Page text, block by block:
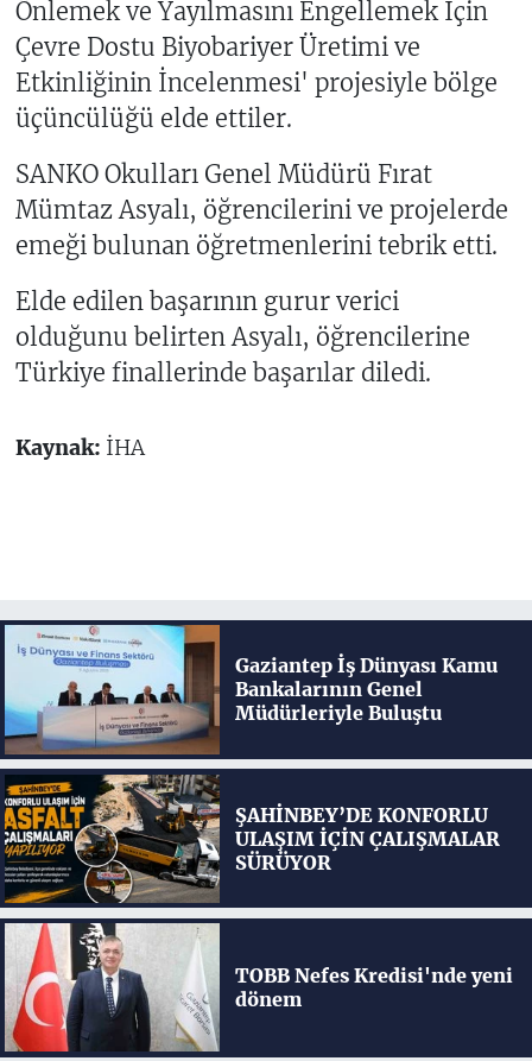
Önlemek ve Yayılmasını Engellemek İçin
Çevre Dostu Biyobariyer Üretimi ve
Etkinliğinin İncelenmesi' projesiyle bölge
üçüncülüğü elde ettiler.
SANKO Okulları Genel Müdürü Fırat
Mümtaz Asyalı, öğrencilerini ve projelerde
emeği bulunan öğretmenlerini tebrik etti.
Elde edilen başarının gurur verici
olduğunu belirten Asyalı, öğrencilerine
Türkiye finallerinde başarılar diledi.
Kaynak: İHA
Gaziantep İş Dünyası Kamu
Bankalarının Genel
Müdürleriyle Buluştu
ŞAHİNBEY’DE KONFORLU
ULAŞIM İÇİN ÇALIŞMALAR
SÜRÜYOR
TOBB Nefes Kredisi'nde yeni
dönem